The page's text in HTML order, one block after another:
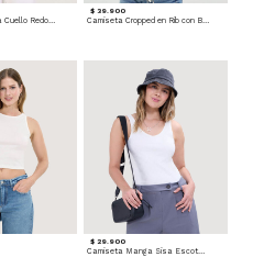
Camiseta Básica Cuello Redondo
$ 39.900
Camiseta Cropped en Rib con Botones
$ 29.900
Camiseta Manga Sisa Escotada